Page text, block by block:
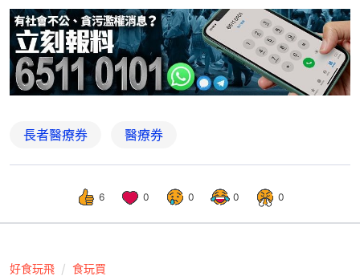
長者醫療券 醫療券
6 0 0 0 0
好食玩飛 食玩買